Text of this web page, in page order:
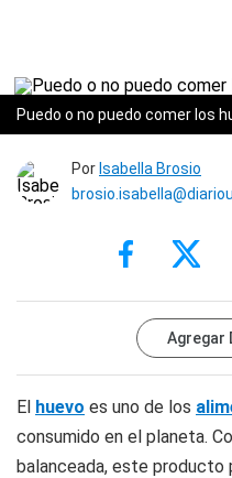
Puedo o no puedo comer los
Por Isabella Brosio
Agregar
El huevo es uno de los
consumido en el planeta.
balanceada, este producto